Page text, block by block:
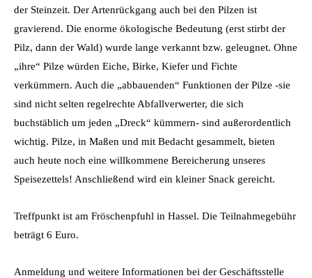
der Steinzeit. Der Artenrückgang auch bei den Pilzen ist
gravierend. Die enorme ökologische Bedeutung (erst stirbt der
Pilz, dann der Wald) wurde lange verkannt bzw. geleugnet. Ohne
„ihre“ Pilze würden Eiche, Birke, Kiefer und Fichte
verkümmern. Auch die „abbauenden“ Funktionen der Pilze -sie
sind nicht selten regelrechte Abfallverwerter, die sich
buchstäblich um jeden „Dreck“ kümmern- sind außerordentlich
wichtig. Pilze, in Maßen und mit Bedacht gesammelt, bieten
auch heute noch eine willkommene Bereicherung unseres
Speisezettels! Anschließend wird ein kleiner Snack gereicht.
Treffpunkt ist am Fröschenpfuhl in Hassel. Die Teilnahmegebühr
beträgt 6 Euro.
Anmeldung und weitere Informationen bei der Geschäftsstelle